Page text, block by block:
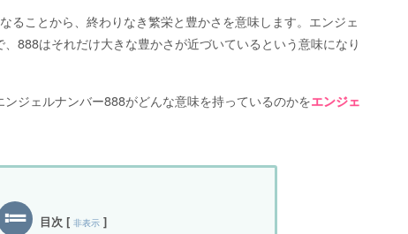
ることから、終わりなき繁栄と豊かさを意味します。エンジェ
888はそれだけ大きな豊かさが近づいているという意味になり
ジェルナンバー888がどんな意味を持っているのかをエンジェ
目次 [ 非表示 ]